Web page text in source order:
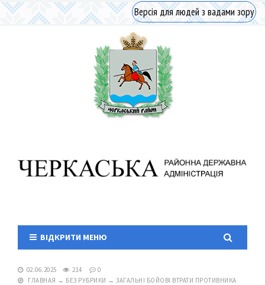
Версія для людей з вадами зору
ВІДКРИТИ МЕНЮ
02.06.2025 214
0
ГЛАВНАЯ → БЕЗ РУБРИКИ → ЗАГАЛЬНІ БОЙОВІ ВТРАТИ ПРОТИВНИКА